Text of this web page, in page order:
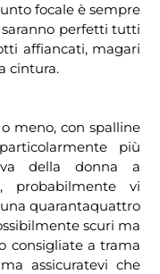
focale è sempre
perfetti tutti
affiancati, magari
cintura.
meno, con spalline
più
della donna a
probabilmente vi
quarantaquattro
scuri ma
consigliate a trama
assicuratevi che